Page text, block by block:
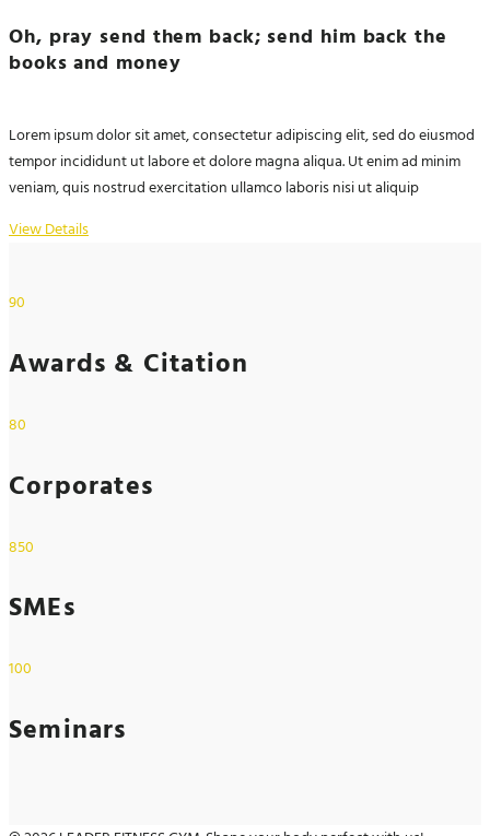
Oh, pray send them back; send him back the
books and money
Lorem ipsum dolor sit amet, consectetur adipiscing elit, sed do eiusmod
tempor incididunt ut labore et dolore magna aliqua. Ut enim ad minim
veniam, quis nostrud exercitation ullamco laboris nisi ut aliquip
View Details
90
Awards & Citation
80
Corporates
850
SMEs
100
Seminars